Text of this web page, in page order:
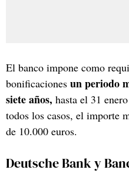
El banco impone como
bonificaciones un periodo
siete años, hasta el 31
todos los casos, el importe
de 10.000 euros.
Deutsche Bank y